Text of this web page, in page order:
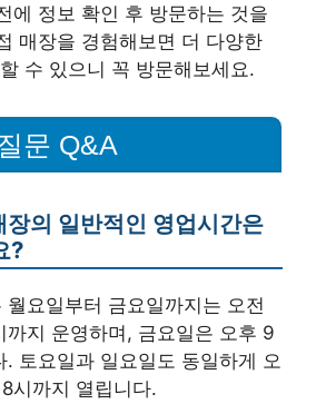
에 정보 확인 후 방문하는 것을
매장을 경험해보면 더 다양한
수 있으니 꼭 방문해보세요.
문 Q&A
장의 일반적인 영업시간은
?
월요일부터 금요일까지는 오전
까지 운영하며, 금요일은 오후 9
. 토요일과 일요일도 동일하게 오
시까지 열립니다.